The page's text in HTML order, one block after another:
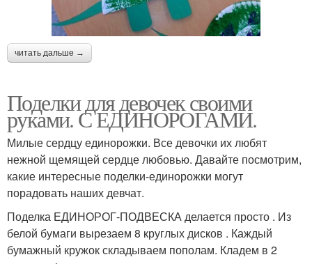
читать дальше →
Поделки для девочек своими
руками. С ЕДИНОРОГАМИ.
Милые сердцу единорожки. Все девочки их любят
нежной щемящей сердце любовью. Давайте посмотрим,
какие интересные поделки-единорожки могут
порадовать наших девчат.
Поделка ЕДИНОРОГ-ПОДВЕСКА делается просто . Из
белой бумаги вырезаем 8 круглых дисков . Каждый
бумажный кружок складываем пополам. Кладем в 2